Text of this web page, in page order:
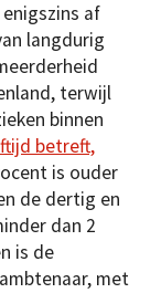
af
langdurig
terwijl
binnen
betreft,
is ouder
de dertig en
dan 2
is de
met